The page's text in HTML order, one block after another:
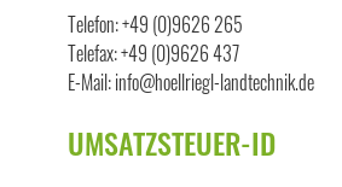
Telefon: +49 (0)9626 265
Telefax: +49 (0)9626 437
E-Mail: info@hoellriegl-landtechnik.de
UMSATZSTEUER-ID